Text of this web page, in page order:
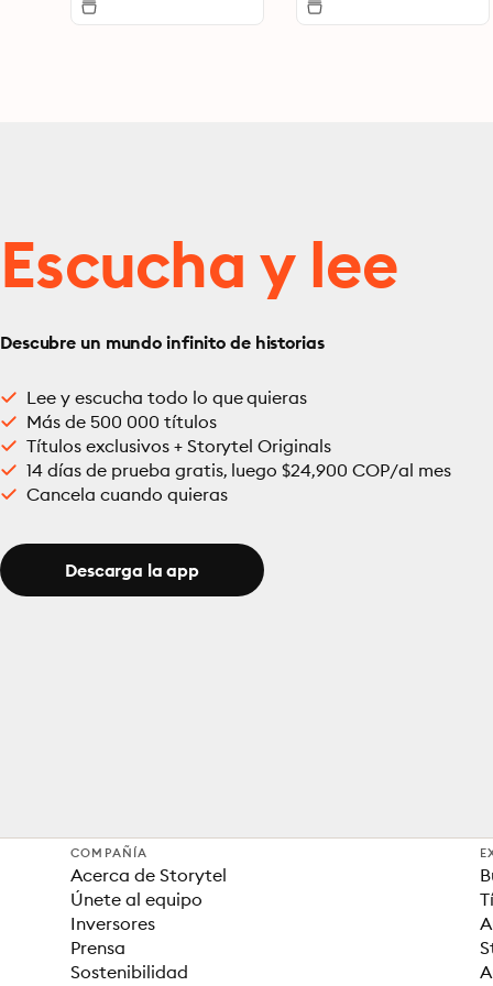
Escucha y lee
Descubre un mundo infinito de historias
Lee y escucha todo lo que quieras
Más de 500 000 títulos
Títulos exclusivos + Storytel Originals
14 días de prueba gratis, luego $24,900 COP/al mes
Cancela cuando quieras
Descarga la app
COMPAÑÍA
Acerca de Storytel
Únete al equipo
Inversores
Prensa
Sostenibilidad